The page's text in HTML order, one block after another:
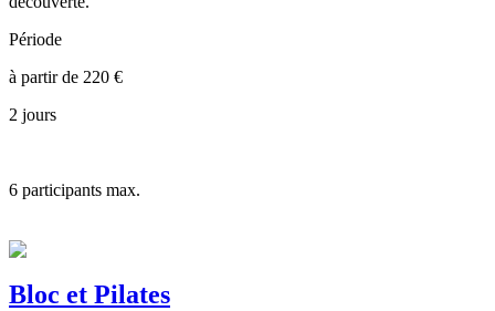
Période
à partir de 220 €
2 jours
6 participants max.
Bloc et Pilates